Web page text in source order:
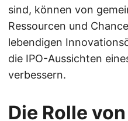
sind, können von
Ressourcen und
lebendigen
die IPO-Aussichten
verbessern.
Die Rolle